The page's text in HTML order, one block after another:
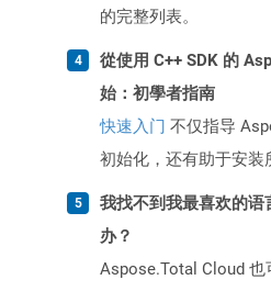
的完整列表。
從使用 C++ SDK 的
始：初學者指南
快速入门 不仅指导
初始化，还有助于安装
我找不到我最喜欢的语
办？
Aspose.Total Cloud 也